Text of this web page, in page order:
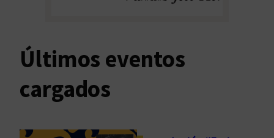
Últimos eventos
cargados